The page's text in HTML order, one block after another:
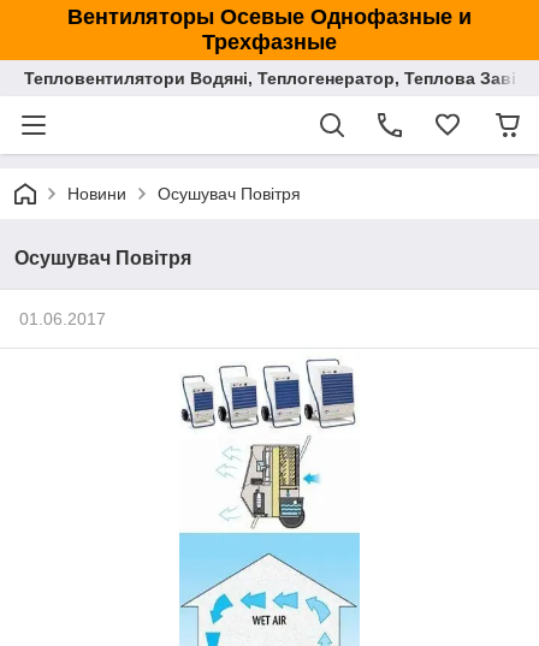
Вентиляторы Осевые Однофазные и
Трехфазные
Тепловентилятори Водяні, Теплогенератор, Теплова
Новини Осушувач Повітря
Осушувач Повітря
01.06.2017